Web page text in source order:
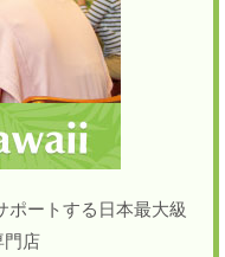
ポートする日本最大級
門店